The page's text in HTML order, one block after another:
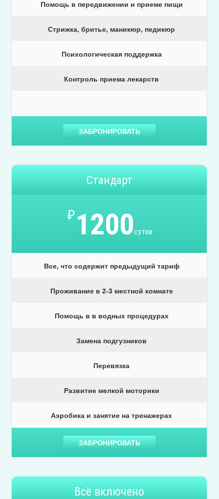
Помощь в передвижении и приеме пищи
Стрижка, бритье, маникюр, педикюр
Психологическая поддержка
Контроль приема лекарств
ЗАБРОНИРОВАТЬ
Стандарт
₽1200сутки
Все, что содержит предыдущий тариф
Проживание в 2-3 местной комнате
Помощь в в водных процедурах
Замена подгузников
Перевязка
Развитие мелкой моторики
Аэробика и занятие на тренажерах
ЗАБРОНИРОВАТЬ
Всё включено